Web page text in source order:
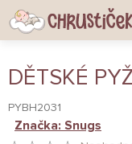
Přejít
na
obsah
DĚTSKÉ
PYBH2031
Značka: Snugs